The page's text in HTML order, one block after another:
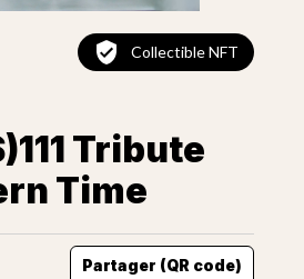
Collectible NFT
Tribute
Time
Partager (QR code)